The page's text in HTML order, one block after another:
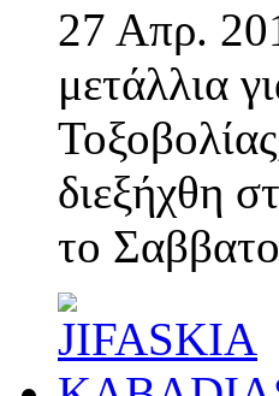
27 Απρ.
μετάλλια
διεξήχθη
το